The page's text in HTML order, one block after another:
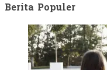
Berita Populer